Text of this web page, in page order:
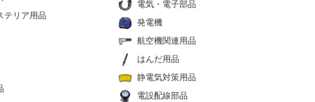
電気・電子部品
発電機
航空機関連用品
はんだ用品
静電気対策用品
電設配線部品
テリア用品